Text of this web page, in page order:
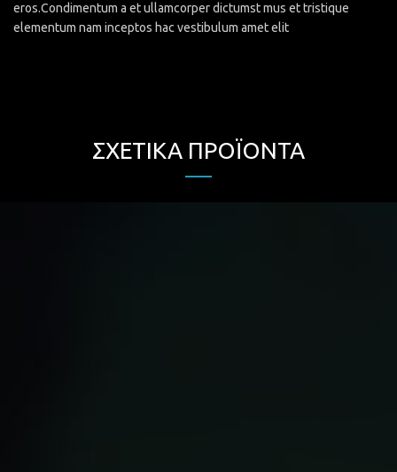
eros.Condimentum a et ullamcorper dictumst mus et tristique
elementum nam inceptos hac vestibulum amet elit
ΣΧΕΤΙΚΆ ΠΡΟΪΌΝΤΑ